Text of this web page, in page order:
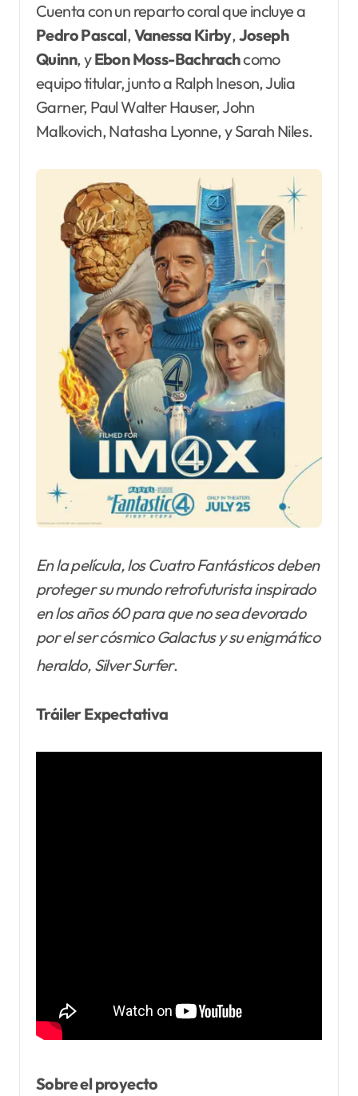
Cuenta con un reparto coral que incluye a
PedroPascal, Vanessa Kirby, Joseph
Quinn, yEbon Moss-Bachrachcomo
equipo titular, junto a Ralph Ineson, Julia
Garner, Paul Walter Hauser, John
Malkovich, Natasha Lyonne, y Sarah Niles.
En la película, los Cuatro Fantásticos deben
proteger su mundo retrofuturista inspirado
en los años 60 para que no sea devorado
por el ser cósmico Galactus y su enigmático
heraldo, Silver Surfer.
Tráiler Expectativa
Sobre el proyecto